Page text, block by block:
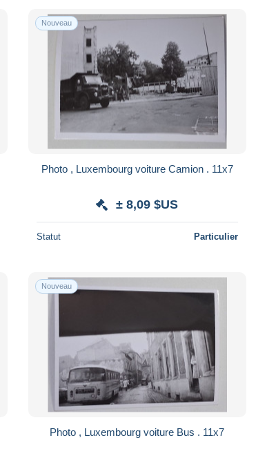
Nouveau
Photo , Luxembourg voiture Camion . 11x7
± 8,09 $US
Statut Particulier
Nouveau
Photo , Luxembourg voiture Bus . 11x7